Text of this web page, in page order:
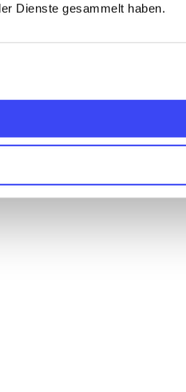
Dienste gesammelt haben.